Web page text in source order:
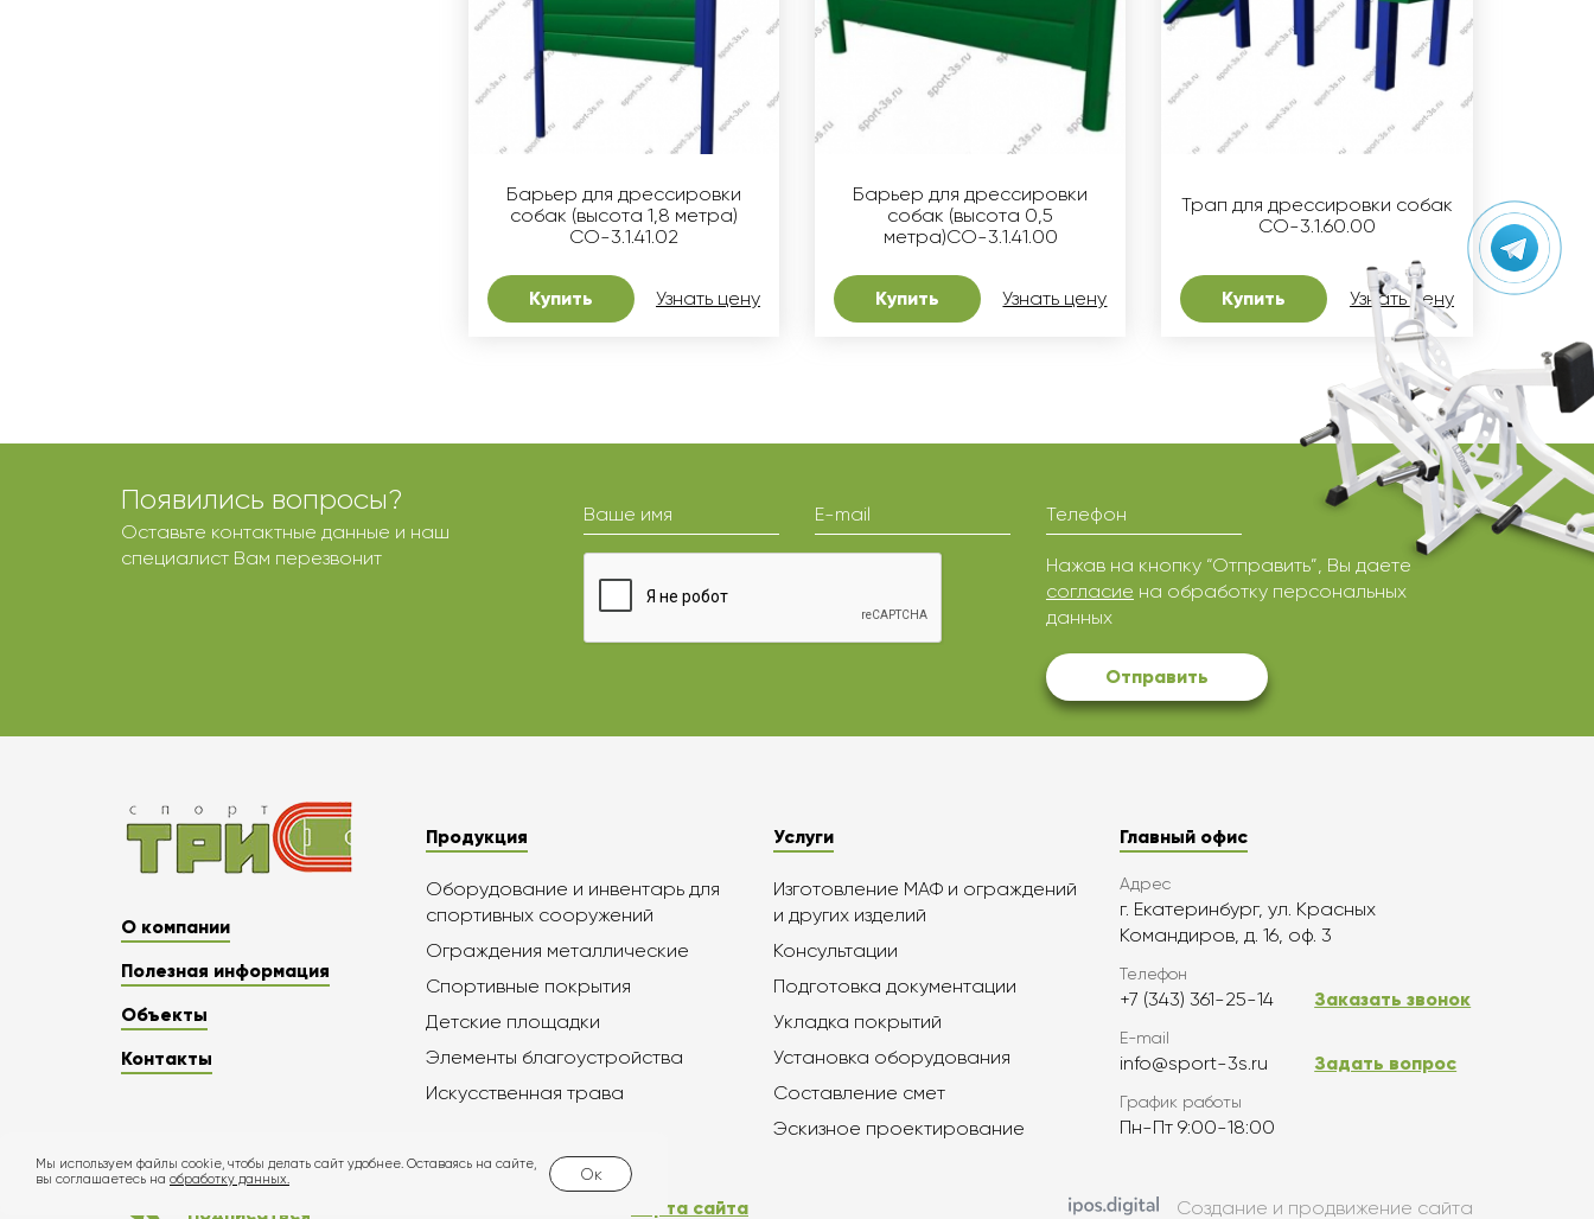
Барьер для дрессировки
собак (высота 1,8 метра)
СО-3.1.41.02
Купить Узнать цену
Барьер для дрессировки
собак (высота 0,5
метра)СО-3.1.41.00
Купить Узнать цену
Трап для дрессировки собак
СО-3.1.60.00
Купить Узнать цену
Появились вопросы?
Оставьте контактные данные и наш
специалист Вам перезвонит
Ваше имя E-mail Телефон
Нажав на кнопку “Отправить”, Вы даете
согласие на обработку персональных
данных
Отправить
О компании
Полезная информация
Объекты
Контакты
Продукция
Оборудование и инвентарь для
спортивных сооружений
Ограждения металлические
Спортивные покрытия
Детские площадки
Элементы благоустройства
Искусственная трава
Услуги
Изготовление МАФ и ограждений
и других изделий
Консультации
Подготовка документации
Укладка покрытий
Установка оборудования
Составление смет
Эскизное проектирование
Главный офис
Адрес
г. Екатеринбург, ул. Красных
Командиров, д. 16, оф. 3
Телефон
+7 (343) 361-25-14 Заказать звонок
E-mail
info@sport-3s.ru Задать вопрос
График работы
Пн-Пт 9:00-18:00
Подписаться Карта сайта Создание и продвижение сайта
Мы используем файлы cookie, чтобы делать сайт удобнее. Оставаясь на сайте,
вы соглашаетесь на обработку данных. Ок